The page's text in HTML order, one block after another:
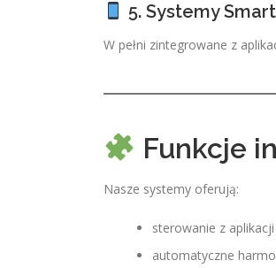
5. Systemy
W pełni zintegrowane z
Funkcje
Nasze systemy oferują:
sterowanie z
automatyczne